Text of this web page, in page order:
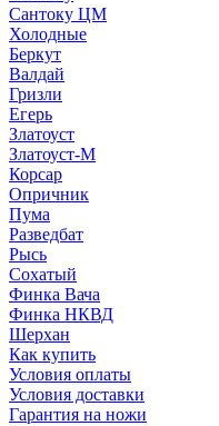
Сантоку ЦМ
Холодные
Беркут
Валдай
Гризли
Егерь
Златоуст
Златоуст-М
Корсар
Опричник
Пума
Разведбат
Рысь
Сохатый
Финка Вача
Финка НКВД
Шерхан
Как купить
Условия оплаты
Условия доставки
Гарантия на ножи